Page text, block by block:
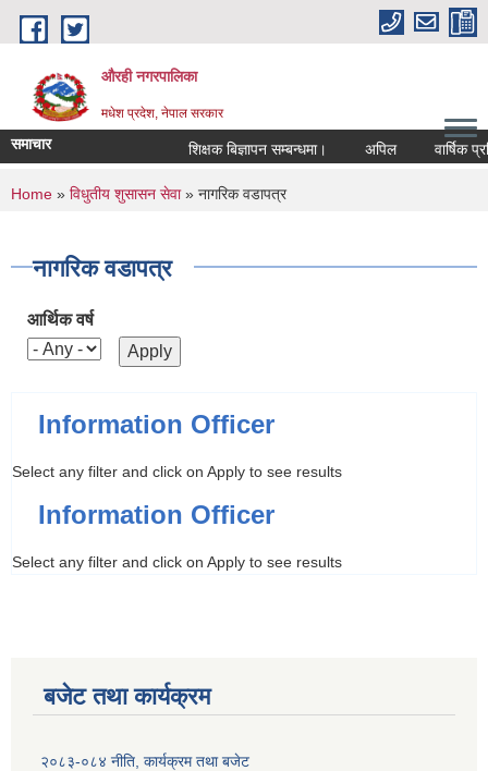
Skip to main content
औरही नगरपालिका
मधेश प्रदेश, नेपाल सरकार
समाचार शिक्षक बिज्ञापन सम्बन्धमा। अपिल वार्षिक
You are here
Home » विधुतीय शुसासन सेवा» नागरिक वडापत्र
नागरिक वडापत्र
आर्थिक वर्ष
Information Officer
Select any filter and click on Apply to see results
Information Officer
Select any filter and click on Apply to see results
बजेट तथा कार्यक्रम
२०८३-०८४ नीति, कार्यक्रम तथा बजेट